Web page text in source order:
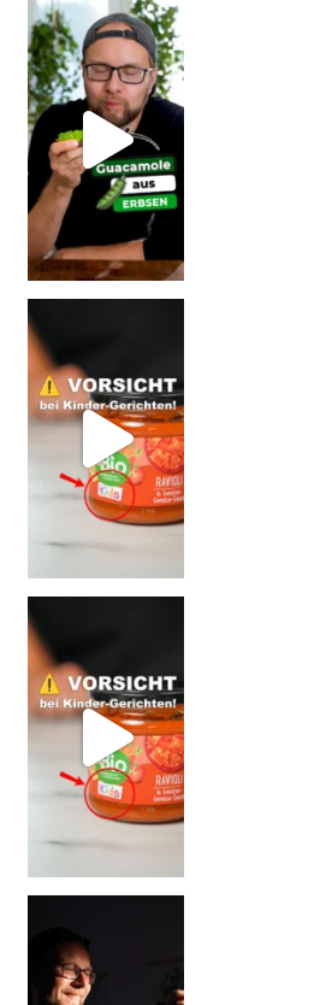
Erb
Vorsicht: Fallt nicht auf Kinder-Gerichte rein!
= BESSER?
Falsch gedacht!
W